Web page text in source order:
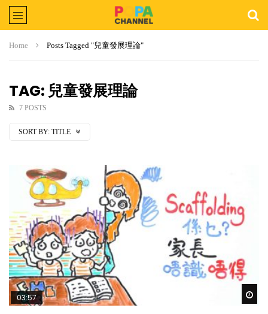
Home Posts Tagged "兒童發展理論"
TAG: 兒童發展理論
7 POSTS
SORT BY: TITLE
03:57